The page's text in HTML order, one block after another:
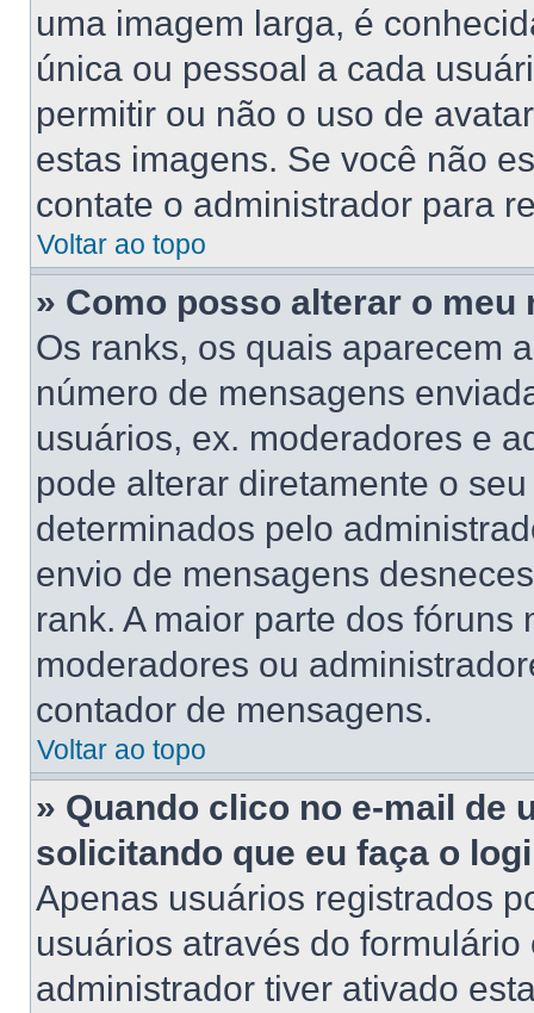
uma imagem larga, é
única ou pessoal a cada
permitir ou não o uso de
estas imagens. Se você não
contate o administrador para
Voltar ao topo
» Como posso alterar o meu
Os ranks, os quais aparecem
número de mensagens
usuários, ex. moderadores e
pode alterar diretamente o
determinados pelo
envio de mensagens
rank. A maior parte dos
moderadores ou
contador de mensagens.
Voltar ao topo
» Quando clico no e-mail de
solicitando que eu faça o
Apenas usuários registrados
usuários através do
administrador tiver ativado